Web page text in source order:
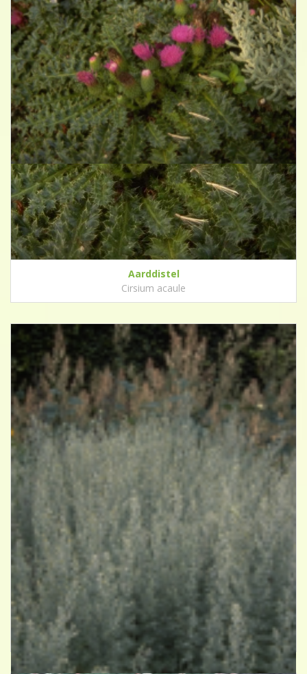
Aarddistel
Cirsium acaule
Absintalsem
Artemisia absinthium